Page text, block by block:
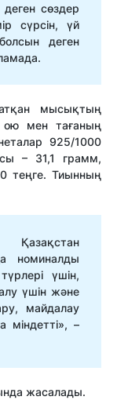
сөздер
сүрсін, үй
деген
мысықтың
ою мен тағаның
925/1000
– 31,1 грамм,
теңге. Тиынның
номиналды
үшін,
үшін және
майдалау
міндетті», –
жасалады.